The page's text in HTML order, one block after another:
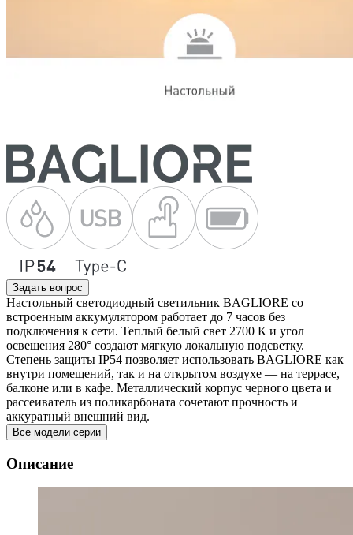
Задать вопрос
Настольный светодиодный светильник BAGLIORE со
встроенным аккумулятором работает до 7 часов без
подключения к сети. Теплый белый свет 2700 К и угол
освещения 280° создают мягкую локальную подсветку.
Степень защиты IP54 позволяет использовать BAGLIORE как
внутри помещений, так и на открытом воздухе — на террасе,
балконе или в кафе. Металлический корпус черного цвета и
рассеиватель из поликарбоната сочетают прочность и
аккуратный внешний вид.
Все модели серии
Описание